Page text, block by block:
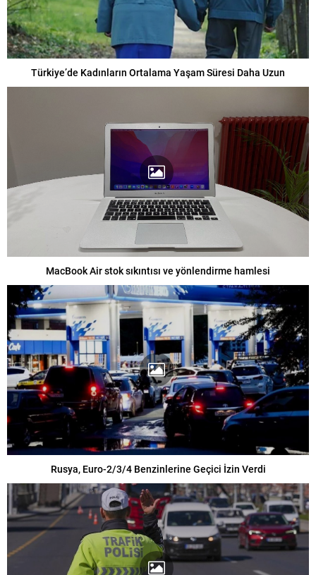
Türkiye’de Kadınların Ortalama Yaşam Süresi Daha Uzun
MacBook Air stok sıkıntısı ve yönlendirme hamlesi
Rusya, Euro-2/3/4 Benzinlerine Geçici İzin Verdi